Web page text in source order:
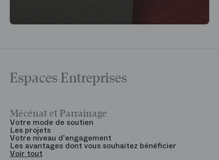
Espaces Entreprises
Mécénat et Parrainage
Votre mode de soutien
Les projets
Votre niveau d'engagement
Les avantages dont vous souhaitez bénéficier
Voir tout